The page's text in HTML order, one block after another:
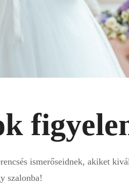
ismerőseidnek, akiket
szalonba!